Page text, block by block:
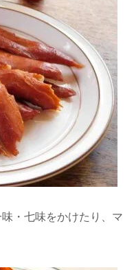
・七味をかけたり、マ